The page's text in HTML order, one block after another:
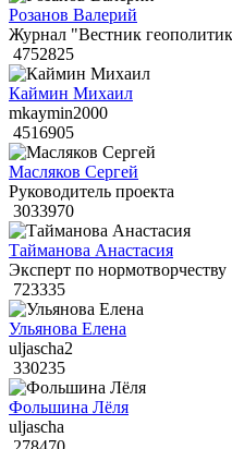
Розанов Валерий
Журнал "Вестник
4752825
Каймин Михаил
mkaymin2000
4516905
Масляков Сергей
Руководитель проекта
3033970
Тайманова Анастасия
Эксперт по нормотворчеству
723335
Ульянова Елена
uljascha2
330235
Фольшина Лёля
uljascha